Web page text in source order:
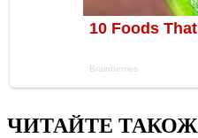
ЧИТАЙТЕ ТАКОЖ